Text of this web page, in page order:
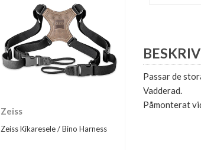
Passar de
Vadderad.
Påmonterat
Zeiss
Zeiss Kikaresele / Bino Harness